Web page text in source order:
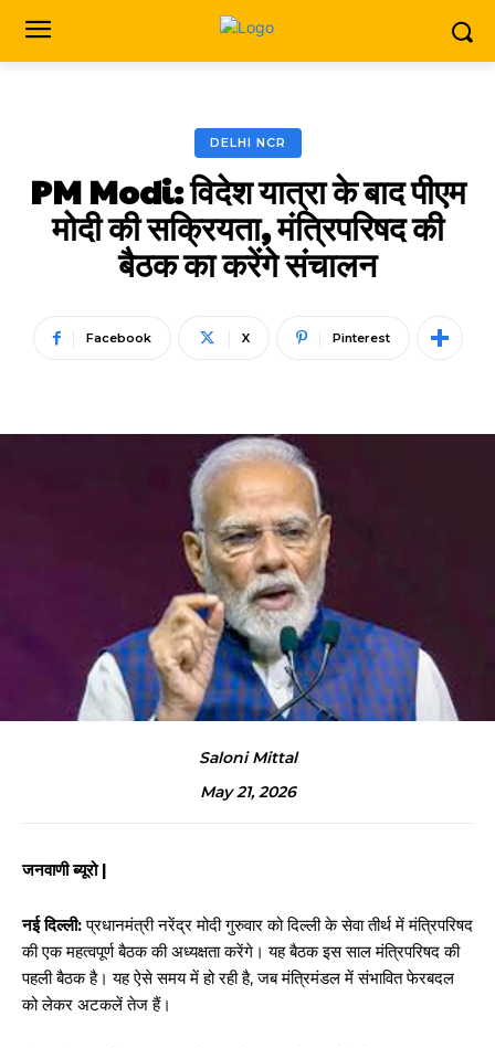
DELHI NCR
PM Modi: विदेश यात्रा के बाद पीएम
मोदी की सक्रियता, मंत्रिपरिषद की
बैठक का करेंगे संचालन
Facebook X Pinterest
Saloni Mittal
May 21, 2026
जनवाणी ब्यूरो |
नई दिल्ली:प्रधानमंत्री नरेंद्र मोदी गुरुवार को दिल्ली के सेवा तीर्थ में मंत्रिपरिषद
की एक महत्वपूर्ण बैठक की अध्यक्षता करेंगे। यह बैठक इस साल मंत्रिपरिषद की
पहली बैठक है। यह ऐसे समय में हो रही है, जब मंत्रिमंडल में संभावित फेरबदल
को लेकर अटकलें तेज हैं।